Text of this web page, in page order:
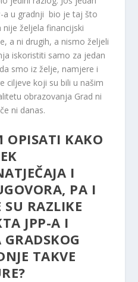
a u gradnji ​ bio je taj što
željela financijski
a ni drugih, a nismo željeli
iskoristiti samo za jedan
smo iz želje, namjere i
ciljeve koji su bili u našim
obrazovanja Grad ni
ni danas.
OPISATI KAKO
I
PA I
SU RAZLIKE
JPP-A I
TAKVE